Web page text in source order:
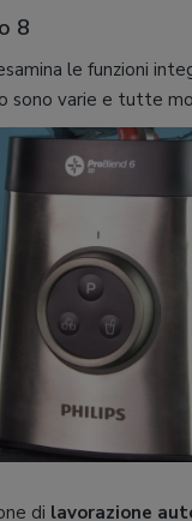
8
le funzioni
sono varie e tutte
di lavorazione